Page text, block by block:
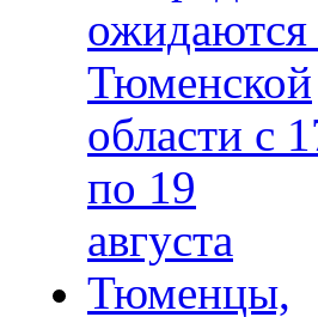
ожидаются
Тюменской
области с
по 19
августа
Тюменцы,